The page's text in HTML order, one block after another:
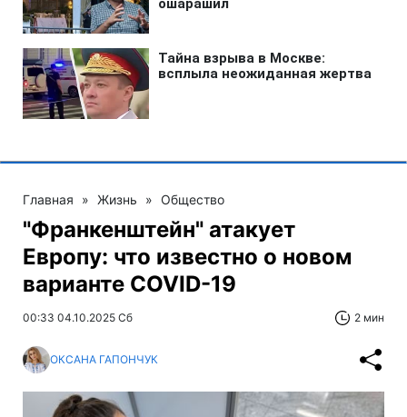
Главная » Жизнь » Общество
"Франкенштейн" атакует
Европу: что известно о новом
варианте COVID-19
00:33 04.10.2025 Сб 2 мин
ОКСАНА ГАПОНЧУК